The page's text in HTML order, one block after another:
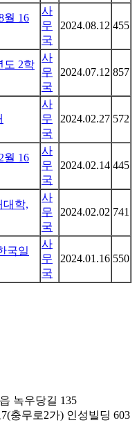
월 16
사
무
국
2024.08.12 455
도 2학
사
무
국
2024.07.12 857
사
무
국
2024.02.27 572
월 16
사
무
국
2024.02.14 445
대학,
사
무
국
2024.02.02 741
국일
사
무
국
2024.01.16 550
녹우당길 135
충무로2가) 인성빌딩 603